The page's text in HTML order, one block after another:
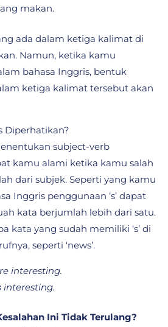
makan.
ada dalam ketiga kalimat di
Namun, ketika kamu
bahasa Inggris, bentuk
ketiga kalimat tersebut akan
Diperhatikan?
subject-verb
kamu alami ketika kamu salah
dari subjek. Seperti yang kamu
Inggris penggunaan ‘s’ dapat
kata berjumlah lebih dari satu.
kata yang sudah memiliki ‘s’ di
seperti ‘news’.
interesting.
interesting.
Ini Tidak Terulang?